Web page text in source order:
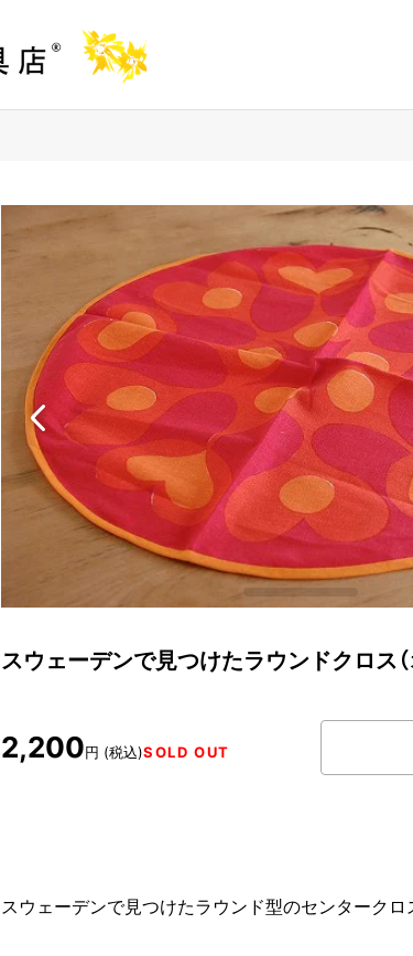
スウェーデンで見つけたラウンドクロス（
2,200円 (税込)SOLD OUT
スウェーデンで見つけたラウンド型のセンタークロ